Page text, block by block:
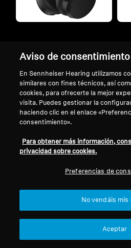
ACCENTUM Wireless
$ 3,499.00
Añadir al carrito
$
Aviso de consentimiento
En Sennheiser Hearing utilizamos
similares con fines técnicos, así
cookies, para ofrecerte la mejor
visita. Puedes gestionar la
haciendo clic en el enlace
consentimiento».
Para obtener más información,
privacidad sobre cookies.
Preferencias de
No vendáis mis
Aceptar